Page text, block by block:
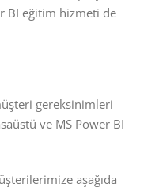
BI eğitim hizmeti de
gereksinimleri
ve MS Power BI
aşağıda